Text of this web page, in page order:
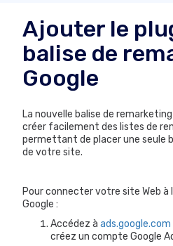
Ajouter le
balise de
Google
La nouvelle balise de
créer facilement des listes de
permettant de placer une seule
de votre site.
Pour connecter votre site Web à
Google :
Accédez à ads.google.com
créez un compte Google